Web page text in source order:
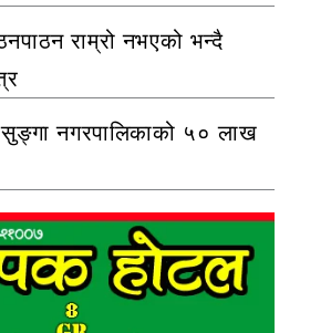
राम्रो नभएको भन्दै
नगरपालिकाको ५० लाख